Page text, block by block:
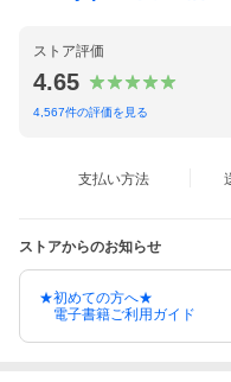
ストア評価
4.65
4,567件の評価を見る
支払い方法
ストアからのお知らせ
★初めての方へ★
電子書籍ご利用ガイド